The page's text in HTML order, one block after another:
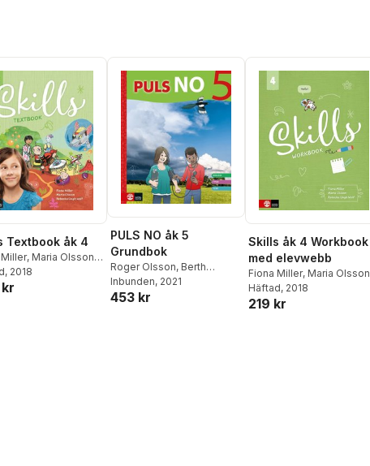
Textbook åk 4
, Maria Olsson,
Ungh Wolf
, 2018
PULS NO åk 5
Grundbok
Roger Olsson, Berth
Belfrage,Staffan Sjöberg
Kerstin Wallander
Inbunden, 2021
453 kr
Skills åk 4 Workbook
med elevwebb
Fiona Miller, Maria Olsson
Rebecka Ungh Wolf
Häftad, 2018
219 kr